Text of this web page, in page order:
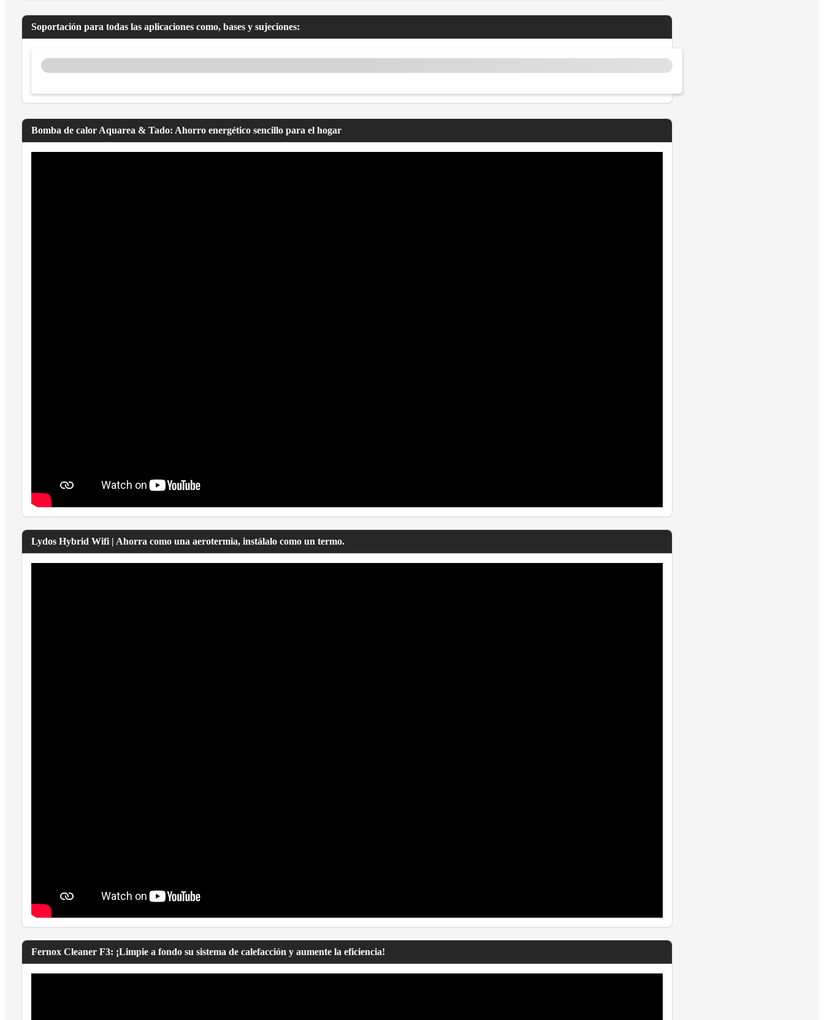
Soportación para todas las aplicaciones como, bases y sujeciones:
Bomba de calor Aquarea & Tado: Ahorro energético sencillo para el hogar
Lydos Hybrid Wifi | Ahorra como una aerotermia, instálalo como un termo.
Fernox Cleaner F3: ¡Limpie a fondo su sistema de calefacción y aumente la eficiencia!